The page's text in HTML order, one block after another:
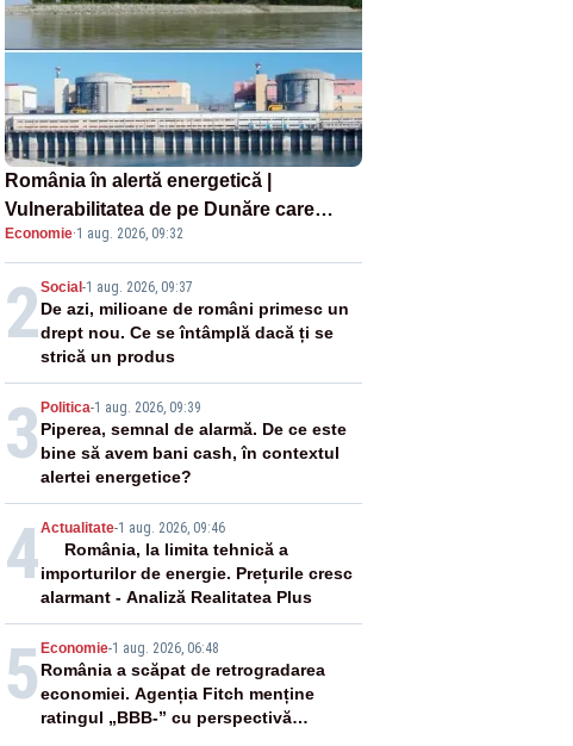
România în alertă energetică |
Vulnerabilitatea de pe Dunăre care
pune în pericol Centrala Cernavodă era
cunoscută de pe vremea lui Ceaușescu
Economie·1 aug. 2026, 09:32
2Social -1 aug. 2026, 09:37
De azi, milioane de români primesc un
drept nou. Ce se întâmplă dacă ți se
strică un produs
3 Politica-1 aug. 2026, 09:39
Piperea, semnal de alarmă. De ce este
bine să avem bani cash, în contextul
alertei energetice?
4Actualitate-1 aug. 2026, 09:46
România, la limita tehnică a
importurilor de energie. Prețurile cresc
alarmant - Analiză Realitatea Plus
5 Economie-1 aug. 2026, 06:48
România a scăpat de retrogradarea
economiei. Agenția Fitch menține
ratingul „BBB-” cu perspectivă